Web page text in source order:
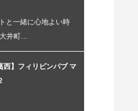
と一緒に心地よい時
井町…
西】フィリピンパブ マ